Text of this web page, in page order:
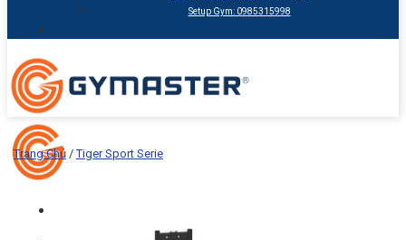
Setup Gym: 0985315998
Trang Chủ /Tiger Sport Serie